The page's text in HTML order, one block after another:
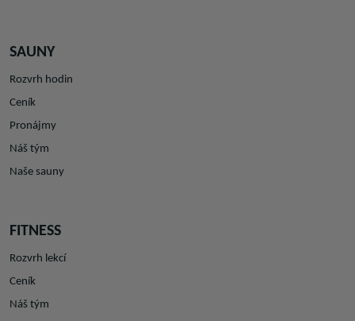
SAUNY
Rozvrh hodin
Ceník
Pronájmy
Náš tým
Naše sauny
FITNESS
Rozvrh lekcí
Ceník
Náš tým